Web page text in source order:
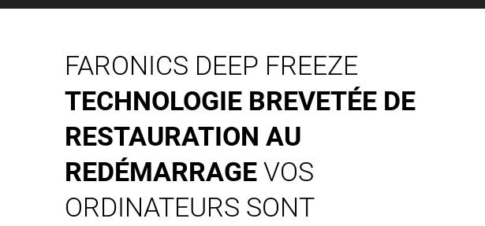
FARONICS DEEP FREEZE
TECHNOLOGIE BREVETÉE DE
RESTAURATION AU
REDÉMARRAGE VOS
ORDINATEURS SONT